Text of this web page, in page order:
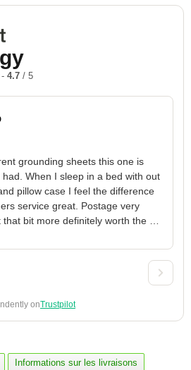
- 4.7 / 5
grounding sheets this one is
When I sleep in a bed with out
pillow case I feel the difference
service great. Postage very
that bit more definitely worth the
onTrustpilot
Informations sur les livraisons